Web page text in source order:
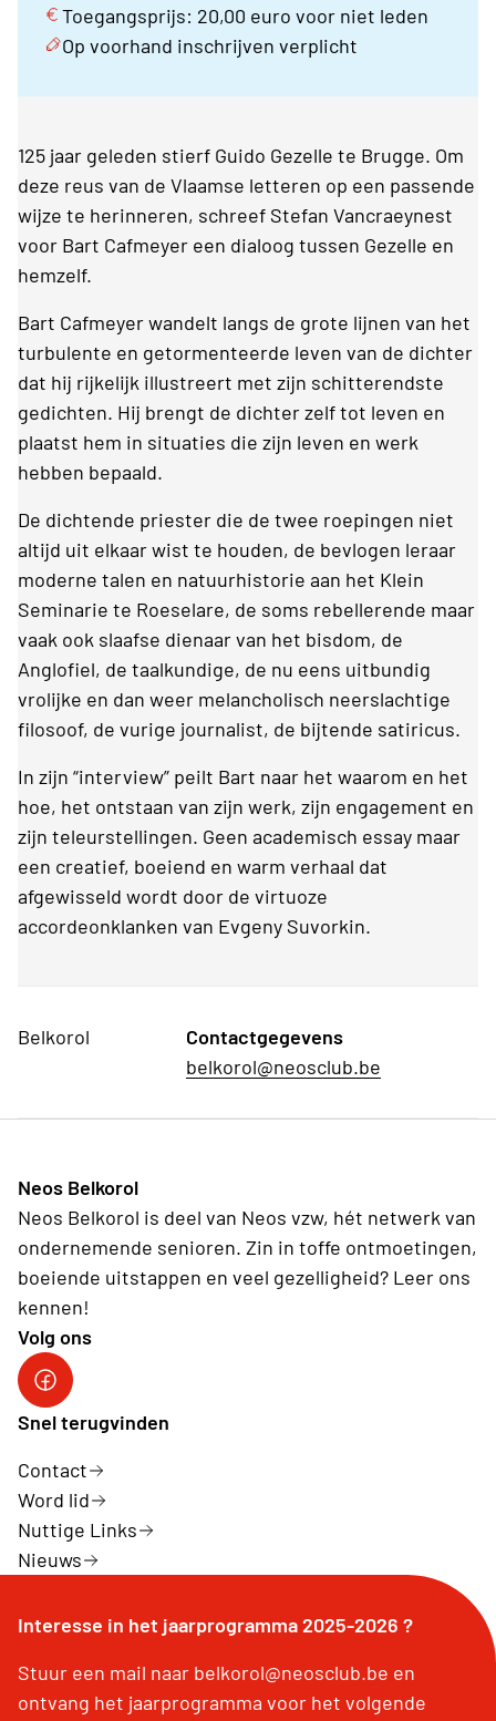
Toegangsprijs: 20,00 euro voor niet leden
Op voorhand inschrijven verplicht
125 jaar geleden stierf Guido Gezelle te Brugge. Om
deze reus van de Vlaamse letteren op een passende
wijze te herinneren, schreef Stefan Vancraeynest
voor Bart Cafmeyer een dialoog tussen Gezelle en
hemzelf.
Bart Cafmeyer wandelt langs de grote lijnen van het
turbulente en getormenteerde leven van de dichter
dat hij rijkelijk illustreert met zijn schitterendste
gedichten. Hij brengt de dichter zelf tot leven en
plaatst hem in situaties die zijn leven en werk
hebben bepaald.
De dichtende priester die de twee roepingen niet
altijd uit elkaar wist te houden, de bevlogen leraar
moderne talen en natuurhistorie aan het Klein
Seminarie te Roeselare, de soms rebellerende maar
vaak ook slaafse dienaar van het bisdom, de
Anglofiel, de taalkundige, de nu eens uitbundig
vrolijke en dan weer melancholisch neerslachtige
filosoof, de vurige journalist, de bijtende satiricus.
In zijn “interview” peilt Bart naar het waarom en het
hoe, het ontstaan van zijn werk, zijn engagement en
zijn teleurstellingen. Geen academisch essay maar
een creatief, boeiend en warm verhaal dat
afgewisseld wordt door de virtuoze
accordeonklanken van Evgeny Suvorkin.
Belkorol
Contactgegevens
belkorol@neosclub.be
Neos Belkorol
Neos Belkorol is deel van Neos vzw, hét netwerk van
ondernemende senioren. Zin in toffe ontmoetingen,
boeiende uitstappen en veel gezelligheid? Leer ons
kennen!
Volg ons
Snel terugvinden
Contact
Word lid
Nuttige Links
Nieuws
Interesse in het jaarprogramma 2025-2026 ?
Stuur een mail naar belkorol@neosclub.be en
ontvang het jaarprogramma voor het volgende